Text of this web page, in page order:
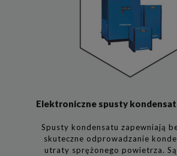
Elektroniczne spusty
Spusty kondensatu zapewniają
skuteczne odprowadzanie
utraty sprężonego powietrza.